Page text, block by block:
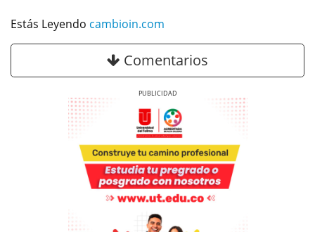
Estás Leyendo cambioin.com
Comentarios